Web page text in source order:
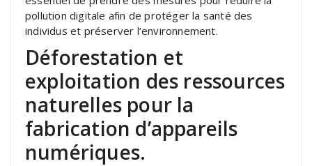
pollution digitale afin de protéger la santé des
individus et préserver l’environnement.
Déforestation et
exploitation des ressources
naturelles pour la
fabrication d’appareils
numériques.